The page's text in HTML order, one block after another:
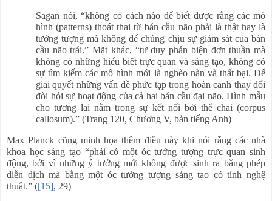
Sagan nói, “không có cách nào để biết được rằng các mô
hình (patterns) thoát thai từ bán cầu não phải là thật hay là
tưởng tượng mà không để chúng chịu sự giám sát của bán
cầu não trái.” Mặt khác, “tư duy phản biện đơn thuần mà
không có những hiểu biết trực quan và sáng tạo, không có
sự tìm kiếm các mô hình mới là nghèo nàn và thất bại. Để
giải quyết những vấn đề phức tạp trong hoàn cảnh thay đổi
đòi hỏi sự hoạt động của cả hai bán cầu đại não. Hình mẫu
cho tương lai nằm trong sự kết nối bởi thể chai (corpus
callosum).” (Trang 120, Chương V, bản tiếng Anh)
Max Planck cũng minh họa thêm điều này khi nói rằng các nhà
khoa học sáng tạo “phải có một óc tưởng tượng trực quan sinh
động, bởi vì những ý tưởng mới không được sinh ra bằng phép
diễn dịch mà bằng một óc tưởng tượng sáng tạo có tính nghệ
thuật.” ([15], 29)